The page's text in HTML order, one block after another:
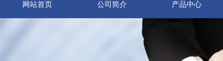
网站首页 公司简介 产品中心